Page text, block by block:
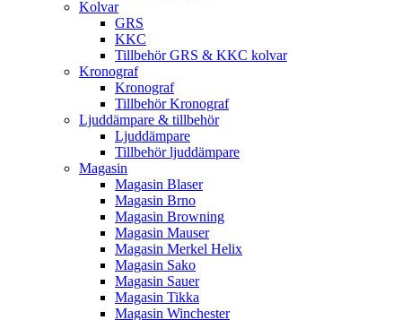
Kolvar
GRS
KKC
Tillbehör GRS & KKC kolvar
Kronograf
Kronograf
Tillbehör Kronograf
Ljuddämpare & tillbehör
Ljuddämpare
Tillbehör ljuddämpare
Magasin
Magasin Blaser
Magasin Brno
Magasin Browning
Magasin Mauser
Magasin Merkel Helix
Magasin Sako
Magasin Sauer
Magasin Tikka
Magasin Winchester